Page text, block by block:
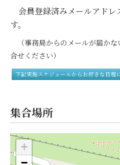
会員登録済みメールアドレ
す。
（事務局からのメールが届か
合せください）
下記実施スケジュールからお好きな日程
集合場所
+